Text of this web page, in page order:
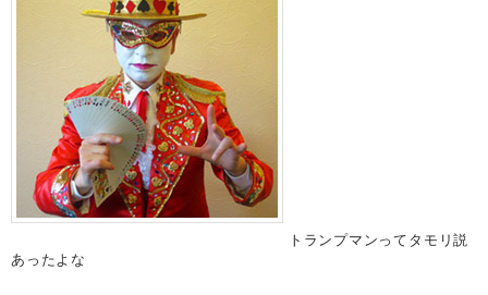
トランプマンってタモリ説
あったよな